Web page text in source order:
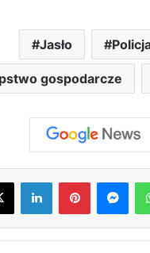
Jasło
gospodarcze
X LinkedInPinterest